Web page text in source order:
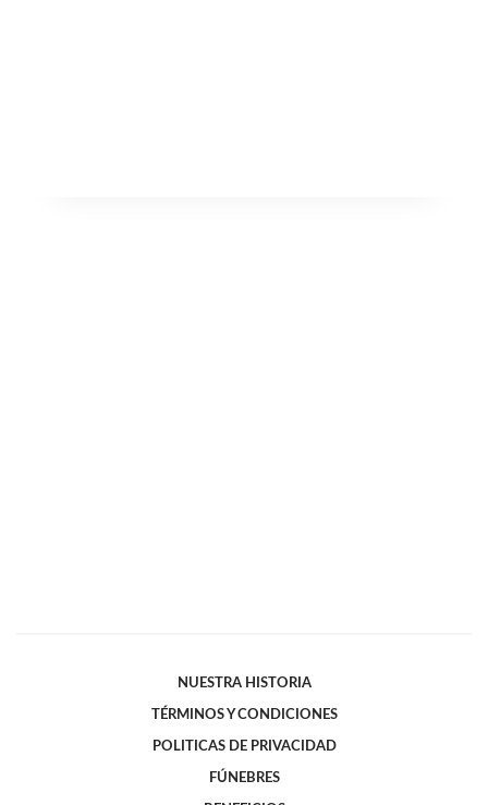
NUESTRA HISTORIA
TÉRMINOS Y CONDICIONES
POLITICAS DE PRIVACIDAD
FÚNEBRES